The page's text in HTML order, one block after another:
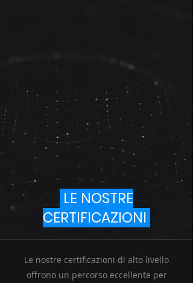
LE NOSTRE
CERTIFICAZIONI
Le nostre certificazioni di alto livello
offrono un percorso eccellente per